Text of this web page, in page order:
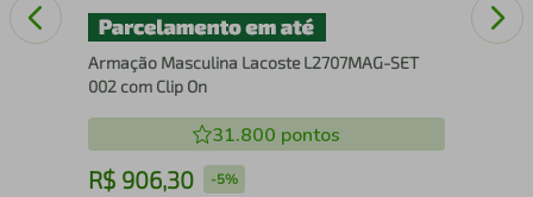
Armação Masculina Lacoste L2707MAG-SET
002 com Clip On
31.800 pontos
R$ 906,30 -5%